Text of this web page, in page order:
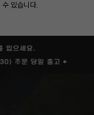
수 있습니다.